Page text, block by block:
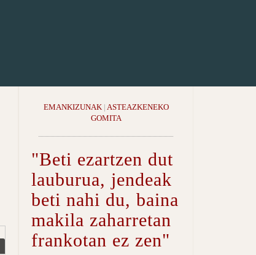
EMANKIZUNAK| ASTEAZKENEKO
GOMITA
"Beti ezartzen dut
lauburua, jendeak
beti nahi du, baina
makila zaharretan
frankotan ez zen"